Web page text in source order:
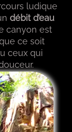
ludique
débit d’eau
canyon est
ce soit
ceux qui